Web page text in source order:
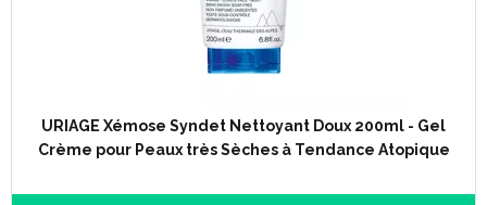
URIAGE Xémose Syndet Nettoyant Doux 200ml - Gel
Crème pour Peaux très Sèches à Tendance Atopique